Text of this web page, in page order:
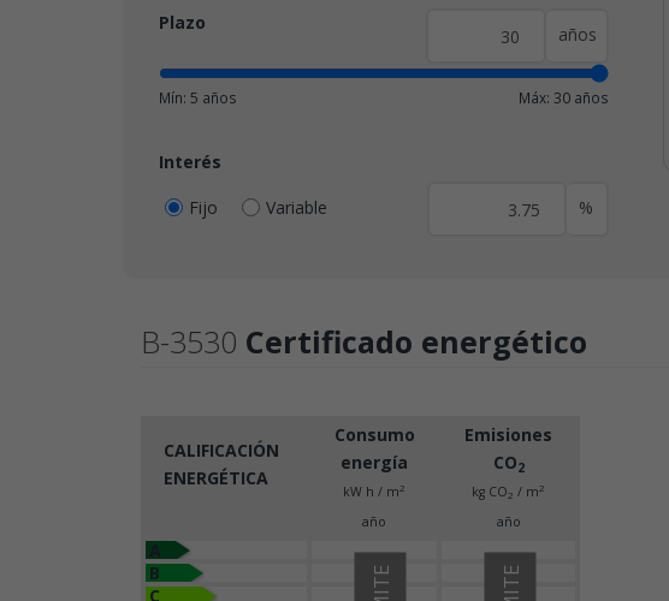
Plazo
años
Mín: 5 años Máx: 30 años
Interés
Fijo
Variable %
B-3530 Certificado energético
CALIFICACIÓN
ENERGÉTICA
Consumo
energía
kW h / m2
año
Emisiones
CO2
kg CO2 / m2
año
B
C